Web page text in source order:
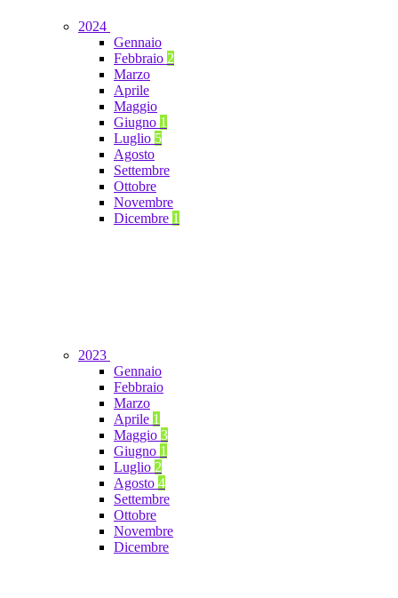
2024
Gennaio
Febbraio 2
Marzo
Aprile
Maggio
Giugno 1
Luglio 5
Agosto
Settembre
Ottobre
Novembre
Dicembre 1
2023
Gennaio
Febbraio
Marzo
Aprile 1
Maggio 3
Giugno 1
Luglio 2
Agosto 4
Settembre
Ottobre
Novembre
Dicembre